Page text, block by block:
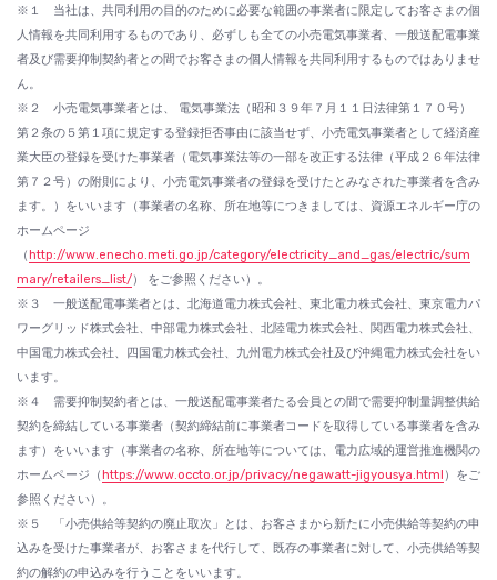
※１ 当社は、共同利用の目的のために必要な範囲の事業者に限定してお客さまの個
人情報を共同利用するものであり、必ずしも全ての小売電気事業者、一般送配電事業
者及び需要抑制契約者との間でお客さまの個人情報を共同利用するものではありませ
ん。
※２ 小売電気事業者とは、 電気事業法（昭和３９年７月１１日法律第１７０号）
第２条の５第１項に規定する登録拒否事由に該当せず、小売電気事業者として経済産
業大臣の登録を受けた事業者（電気事業法等の一部を改正する法律（平成２６年法律
第７２号）の附則により、小売電気事業者の登録を受けたとみなされた事業者を含み
ます。）をいいます（事業者の名称、所在地等につきましては、資源エネルギー庁の
ホームページ
（http://www.enecho.meti.go.jp/category/electricity_and_gas/electric/sum
mary/retailers_list/） をご参照ください）。
※３ 一般送配電事業者とは、北海道電力株式会社、東北電力株式会社、東京電力パ
ワーグリッド株式会社、中部電力株式会社、北陸電力株式会社、関西電力株式会社、
中国電力株式会社、四国電力株式会社、九州電力株式会社及び沖縄電力株式会社をい
います。
※４ 需要抑制契約者とは、一般送配電事業者たる会員との間で需要抑制量調整供給
契約を締結している事業者（契約締結前に事業者コードを取得している事業者を含み
ます）をいいます（事業者の名称、所在地等については、電力広域的運営推進機関の
ホームページ（https://www.occto.or.jp/privacy/negawatt-jigyousya.html ）をご
参照ください）。
※５ 「小売供給等契約の廃止取次」とは、お客さまから新たに小売供給等契約の申
込みを受けた事業者が、お客さまを代行して、既存の事業者に対して、小売供給等契
約の解約の申込みを行うことをいいます。